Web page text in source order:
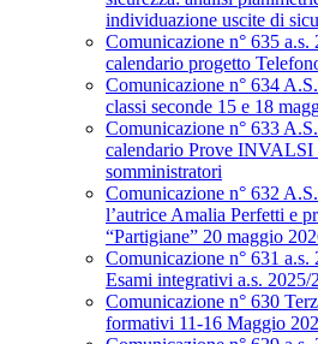
individuazione uscite di
Comunicazione n° 635 a.s.
calendario progetto
Comunicazione n° 634
classi seconde 15 e 18
Comunicazione n° 633
calendario Prove INVALSI
somministratori
Comunicazione n° 632
l’autrice Amalia Perfetti e
“Partigiane” 20 maggio
Comunicazione n° 631
Esami integrativi a.s.
Comunicazione n° 630
formativi 11-16 Maggio